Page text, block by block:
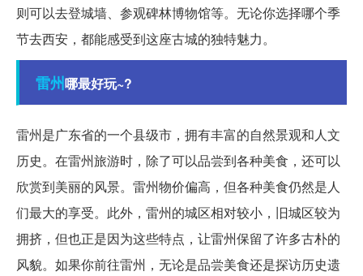
则可以去登城墙、参观碑林博物馆等。无论你选择哪个季
节去西安，都能感受到这座古城的独特魅力。
雷州哪最好玩~?
雷州是广东省的一个县级市，拥有丰富的自然景观和人文
历史。在雷州旅游时，除了可以品尝到各种美食，还可以
欣赏到美丽的风景。雷州物价偏高，但各种美食仍然是人
们最大的享受。此外，雷州的城区相对较小，旧城区较为
拥挤，但也正是因为这些特点，让雷州保留了许多古朴的
风貌。如果你前往雷州，无论是品尝美食还是探访历史遗